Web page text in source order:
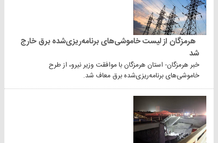
هرمزگان از لیست خاموشی‌های برنامه‌ریزی‌شده برق خارج
شد
خبر هرمزگان- استان هرمزگان با موافقت وزیر نیرو، از طرح
خاموشی‌های برنامه‌ریزی‌شده برق معاف شد.